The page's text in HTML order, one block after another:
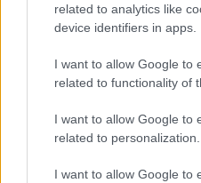
related to analytics like
device identifiers in apps.
I want to allow Google to
related to functionality of
I want to allow Google to
related to personalization.
I want to allow Google to
Δείτε όλες τις τελευταίες
ΠΡΩΘΥΠΟΥΡΓΌΣ